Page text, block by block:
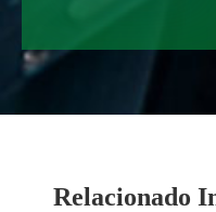
Relacionado